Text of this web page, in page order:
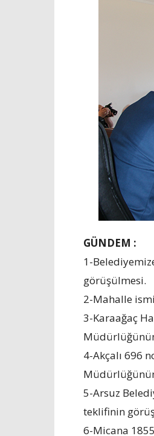
GÜNDEM :
1-
görüşülmesi.
2-Mahalle
3-Karaağaç
4-Akçalı 696
5-Arsuz
teklifinin
6-Micana